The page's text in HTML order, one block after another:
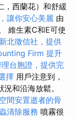
，西蘭花）和舒緩
讓你安心美麗 由
維生素C和E可使
新北徵信社，提供
Firm 提升
台胞證，提供完
擇 用戶注意到，
和沿海放鬆。
間安置逝者的骨
清除服務 噴霧很